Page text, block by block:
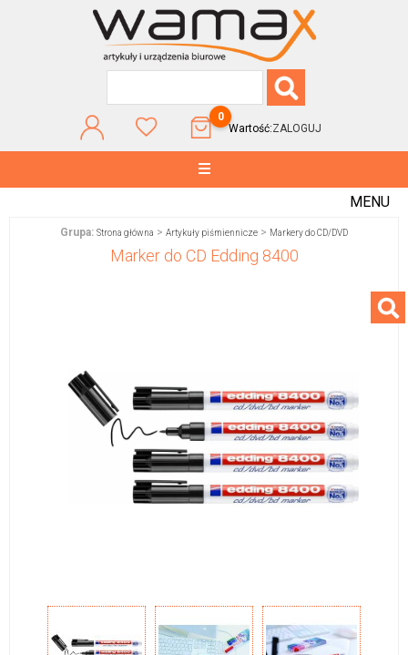
0
Wartość:ZALOGUJ
MENU
Grupa: Strona główna > Artykuły piśmiennicze > Markery do CD/DVD
Marker do CD Edding 8400